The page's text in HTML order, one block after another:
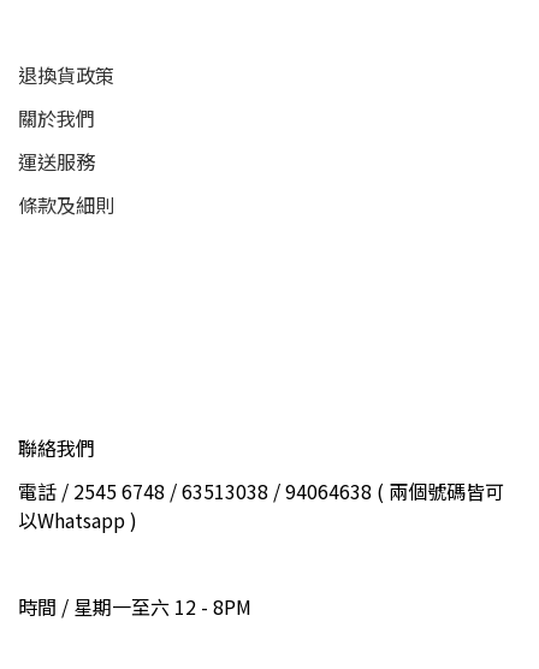
退換貨政策
關於我們
運送服務
條款及細則
聯絡我們
電話 / 2545 6748 / 63513038 / 94064638 ( 兩個號碼皆可
以Whatsapp )
時間 / 星期一至六 12 - 8PM